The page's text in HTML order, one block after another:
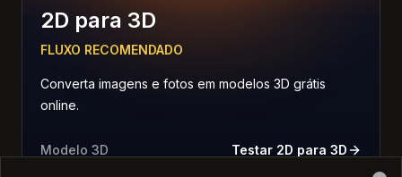
2D para 3D
FLUXO RECOMENDADO
Converta imagens e fotos em modelos 3D grátis
online.
Modelo 3D Testar 2D para 3D